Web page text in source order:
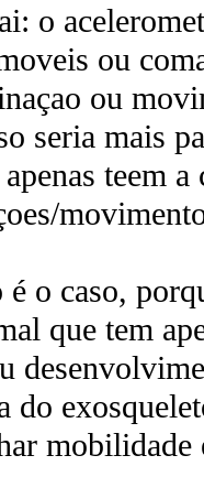
o
ou
ou
seria mais
teem
é o caso,
que tem
do
mobilidade